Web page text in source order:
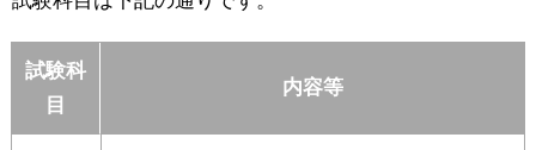
試験科
目
内容等